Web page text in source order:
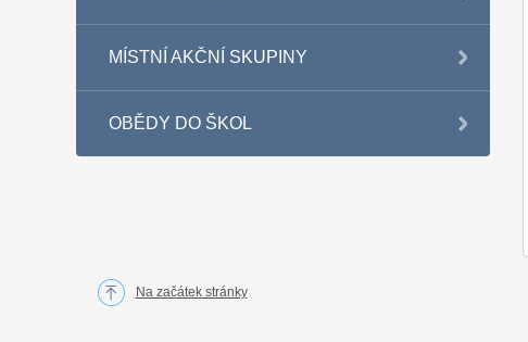
MÍSTNÍ AKČNÍ SKUPINY
OBĚDY DO ŠKOL
Na začátek stránky